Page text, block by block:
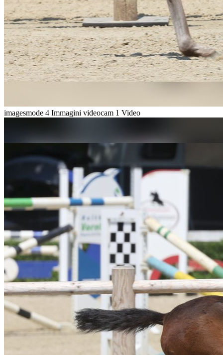
imagesmode 4 Immagini videocam 1 Video